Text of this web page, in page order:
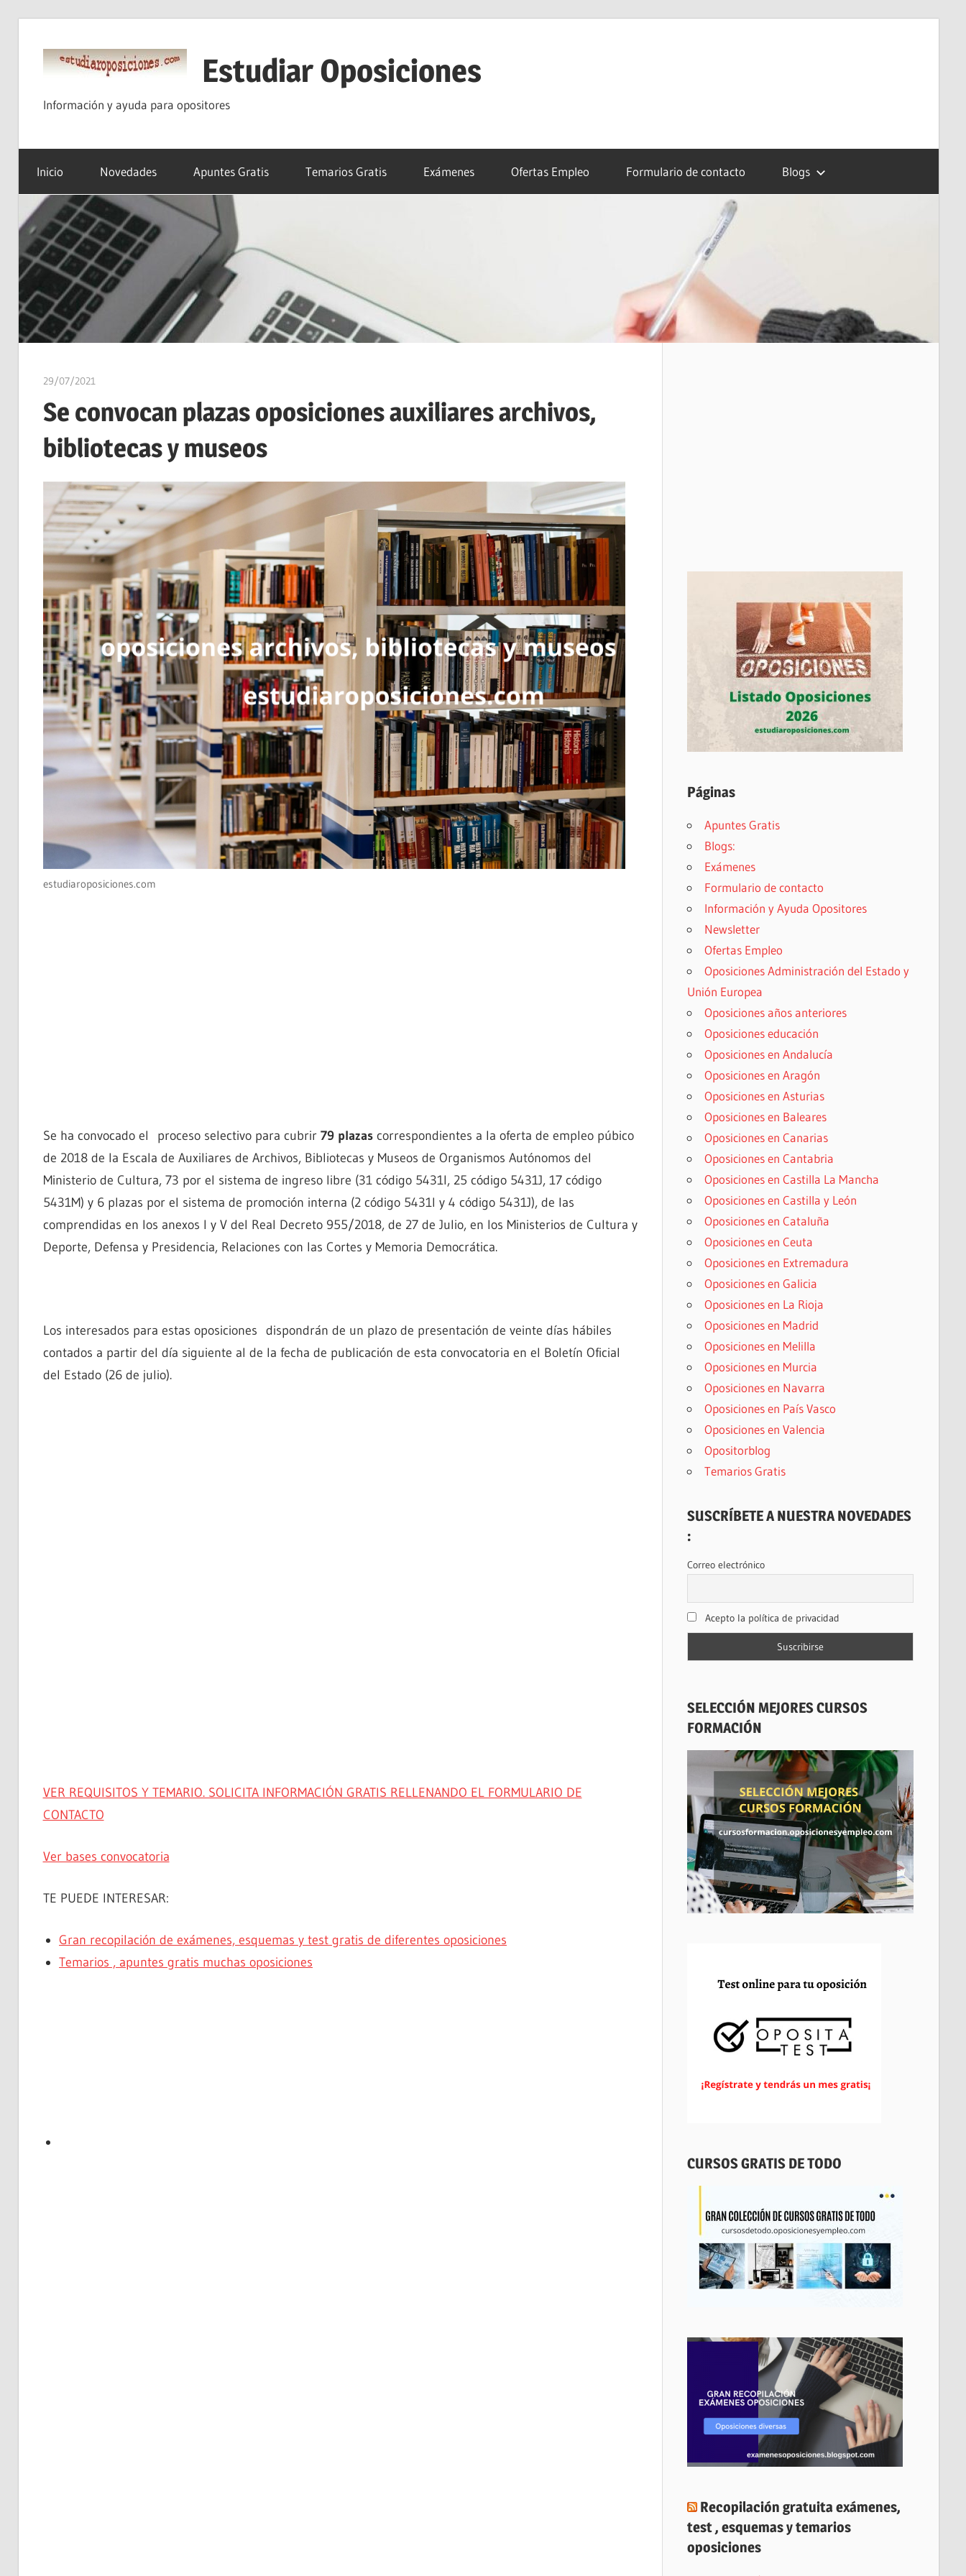
contenido
Estudiar Oposiciones
Información y ayuda para opositores
Inicio Novedades Apuntes Gratis Temarios Gratis Exámenes Ofertas Empleo Formulario de contacto Blogs
29/07/2021estudiaroposiciones
Se convocan plazas oposiciones auxiliares archivos,
bibliotecas y museos
estudiaroposiciones.com
Se ha convocado el proceso selectivo para cubrir 79 plazascorrespondientes a la oferta de empleo púbico
de 2018 de la Escala de Auxiliares de Archivos, Bibliotecas y Museos de Organismos Autónomos del
Ministerio de Cultura, 73 por el sistema de ingreso libre (31 código 5431I, 25 código 5431J, 17 código
5431M) y 6 plazas por el sistema de promoción interna (2 código 5431I y 4 código 5431J), de las
comprendidas en los anexos I y V del Real Decreto 955/2018, de 27 de Julio, en los Ministerios de Cultura y
Deporte, Defensa y Presidencia, Relaciones con las Cortes y Memoria Democrática.
Los interesados para estas oposiciones dispondrán de un plazo de presentación de veinte días hábiles
contados a partir del día siguiente al de la fecha de publicación de esta convocatoria en el Boletín Oficial
del Estado (26 de julio).
VER REQUISITOS Y TEMARIO. SOLICITA INFORMACIÓN GRATIS RELLENANDO EL FORMULARIO DE
CONTACTO
Ver bases convocatoria
TE PUEDE INTERESAR:
Gran recopilación de exámenes, esquemas y test gratis de diferentes oposiciones
Temarios , apuntes gratis muchas oposiciones
Páginas
Apuntes Gratis
Blogs:
Exámenes
Formulario de contacto
Información y Ayuda Opositores
Newsletter
Ofertas Empleo
Oposiciones Administración del Estado y
Unión Europea
Oposiciones años anteriores
Oposiciones educación
Oposiciones en Andalucía
Oposiciones en Aragón
Oposiciones en Asturias
Oposiciones en Baleares
Oposiciones en Canarias
Oposiciones en Cantabria
Oposiciones en Castilla La Mancha
Oposiciones en Castilla y León
Oposiciones en Cataluña
Oposiciones en Ceuta
Oposiciones en Extremadura
Oposiciones en Galicia
Oposiciones en La Rioja
Oposiciones en Madrid
Oposiciones en Melilla
Oposiciones en Murcia
Oposiciones en Navarra
Oposiciones en País Vasco
Oposiciones en Valencia
Opositorblog
Temarios Gratis
SUSCRÍBETE A NUESTRA NOVEDADES
:
Correo electrónico
Acepto la política de privacidad
SELECCIÓN MEJORES CURSOS
FORMACIÓN
CURSOS GRATIS DE TODO
Recopilación gratuita exámenes,
test , esquemas y temarios
oposiciones